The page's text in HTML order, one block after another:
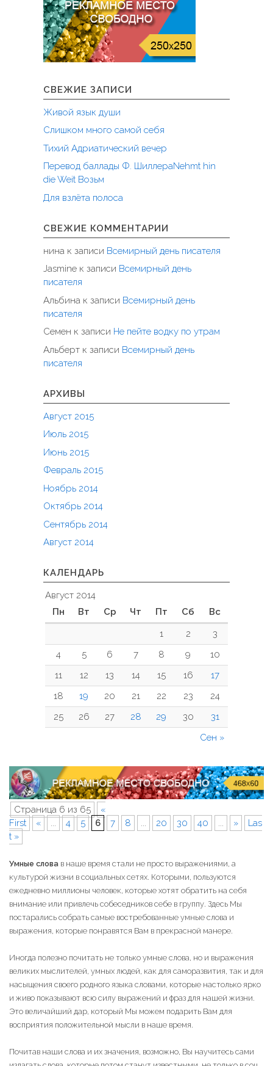
СВЕЖИЕ ЗАПИСИ
Живой язык души
Слишком много самой себя
Тихий Адриатический вечер
Перевод баллады Ф. ШиллераNehmt hin
die Weit Возьм
Для взлёта полоса
СВЕЖИЕ КОММЕНТАРИИ
нина к записи Всемирный день писателя
Jasmine к записи Всемирный день
писателя
Альбина к записи Всемирный день
писателя
Семен к записи Не пейте водку по утрам
Альберт к записи Всемирный день
писателя
АРХИВЫ
Август 2015
Июль 2015
Июнь 2015
Февраль 2015
Ноябрь 2014
Октябрь 2014
Сентябрь 2014
Август 2014
КАЛЕНДАРЬ
Август 2014
Пн
Вт Ср Чт Пт Сб Вс
Сен »
1 2
3
4
5 6 7 8 9
10
11
12 13 14 15 16
17
18
19 20 21 22 23
24
25
26 27 28 29 30 31
Страница 6 из 65
«
First
« ... 4 5 6 7 8 ... 20 30 40 ... »
Las
t »
Умные слова в наше время стали не просто выражениями, а
культурой жизни в социальных сетях. Которыми, пользуются
ежедневно миллионы человек, которые хотят обратить на себя
внимание или привлечь собеседников себе в группу. Здесь Мы
постарались собрать самые востребованные умные слова и
выражения, которые понравятся Вам в прекрасной манере.
Иногда полезно почитать не только умные слова, но и выражения
великих мыслителей, умных людей, как для саморазвития, так и для
насыщения своего родного языка словами, которые настолько ярко
и живо показывают всю силу выражений и фраз для нашей жизни.
Это величайший дар, который Мы можем подарить Вам для
восприятия положительной мысли в наше время.
Почитав наши слова и их значения, возможно, Вы научитесь сами